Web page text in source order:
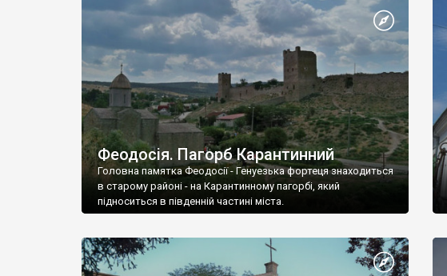
Феодосія. Пагорб Карантинний
Головна памятка Феодосії - Генуезька фортеця знаходиться
в старому районі - на Карантинному пагорбі, який
підноситься в південній частині міста.